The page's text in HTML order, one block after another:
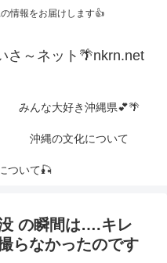
情報をお届けします👍
さ～ネット🌴nkrn.net
みんな大好き沖縄県💕🌴
沖縄の文化について
ついて🎣
の瞬間は….キレ
らなかったのです